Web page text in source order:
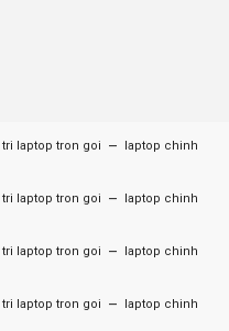
tri laptop tron goi –
laptop chinh
tri laptop tron goi –
laptop chinh
tri laptop tron goi –
laptop chinh
tri laptop tron goi –
laptop chinh